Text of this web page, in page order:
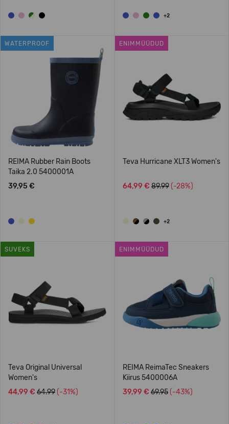
+2
WATERPROOF
REIMA Rubber Rain Boots
Taika 2.0 5400001A
39,95 €
ENIMMÜÜDUD
Teva Hurricane XLT3 Women's
64,99 € 89.99 (-28%)
+2
SUVEKS
Teva Original Universal
Women's
44,99 € 64.99 (-31%)
ENIMMÜÜDUD
REIMA ReimaTec Sneakers
Kiirus 5400006A
39,99 € 69.95 (-43%)